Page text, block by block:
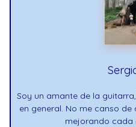
Soy un amante de la
en general. No me canso
mejorando cada